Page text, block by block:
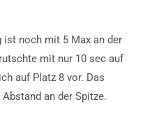
ist noch mit 5 Max an der
mit nur 10 sec auf
auf Platz 8 vor. Das
an der Spitze.